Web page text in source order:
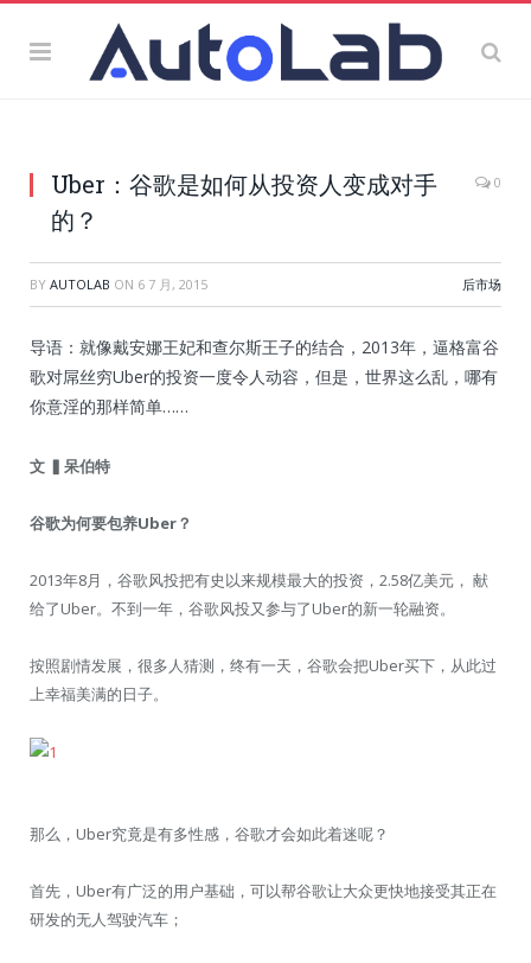
Uber：谷歌是如何从投资人变成对手
的？
0
BY AUTOLAB ON 6 7 月, 2015 后市场
导语：就像戴安娜王妃和查尔斯王子的结合，2013年，逼格富谷
歌对屌丝穷Uber的投资一度令人动容，但是，世界这么乱，哪有
你意淫的那样简单……
文 ▍呆伯特
谷歌为何要包养Uber？
2013年8月，谷歌风投把有史以来规模最大的投资，2.58亿美元， 献
给了Uber。不到一年，谷歌风投又参与了Uber的新一轮融资。
按照剧情发展，很多人猜测，终有一天，谷歌会把Uber买下，从此过
上幸福美满的日子。
那么，Uber究竟是有多性感，谷歌才会如此着迷呢？
首先，Uber有广泛的用户基础，可以帮谷歌让大众更快地接受其正在
研发的无人驾驶汽车；